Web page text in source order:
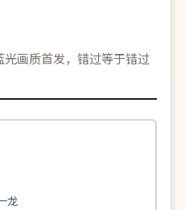
画质首发，错过等于错过
110分钟
龙